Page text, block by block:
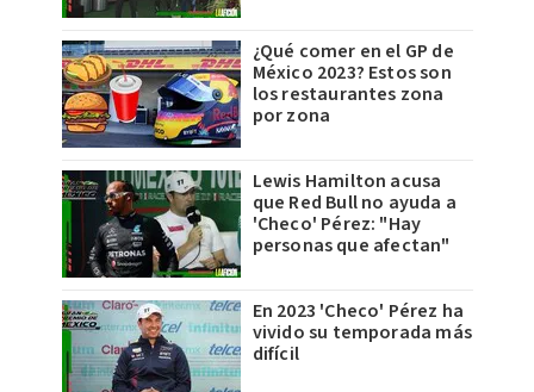
¿Qué comer en el GP de
México 2023? Estos son
los restaurantes zona
por zona
Lewis Hamilton acusa
que Red Bull no ayuda a
'Checo' Pérez: "Hay
personas que afectan"
En 2023 'Checo' Pérez ha
vivido su temporada más
difícil